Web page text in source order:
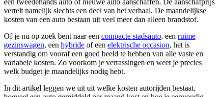
een tweedehands auto of nieuwe auto aanschaffen. De aanschafprijs
vertelt namelijk slechts een deel van het verhaal. De maandelijkse
kosten van een auto bestaan uit veel meer dan alleen brandstof.
Of je nu op zoek bent naar een compacte stadsauto, een ruime
gezinswagen, een hybride of een elektrische occasion, het is
verstandig om vooraf een goed beeld te hebben van alle vaste en
variabele kosten. Zo voorkom je verrassingen en weet je precies
welk budget je maandelijks nodig hebt.
In dit artikel leggen we uit uit welke kosten autorijden bestaat,